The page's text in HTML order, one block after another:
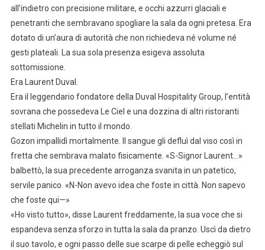
all’indietro con precisione militare, e occhi azzurri glaciali e
penetranti che sembravano spogliare la sala da ogni pretesa. Era
dotato di un’aura di autorità che non richiedeva né volume né
gesti plateali. La sua sola presenza esigeva assoluta
sottomissione.
Era Laurent Duval.
Era il leggendario fondatore della Duval Hospitality Group, l’entità
sovrana che possedeva Le Ciel e una dozzina di altri ristoranti
stellati Michelin in tutto il mondo.
Gozon impallidì mortalmente. Il sangue gli defluì dal viso così in
fretta che sembrava malato fisicamente. «S-Signor Laurent…»
balbettò, la sua precedente arroganza svanita in un patetico,
servile panico. «N-Non avevo idea che foste in città. Non sapevo
che foste qui—»
«Ho visto tutto», disse Laurent freddamente, la sua voce che si
espandeva senza sforzo in tutta la sala da pranzo. Uscì da dietro
il suo tavolo, e ogni passo delle sue scarpe di pelle echeggiò sul